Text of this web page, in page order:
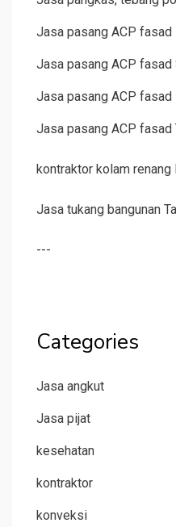
Jasa pasang ACP fasad
Jasa pasang ACP fasad
Jasa pasang ACP fasad
Jasa pasang ACP fasad
kontraktor kolam renang
Jasa tukang bangunan
---
Categories
Jasa angkut
Jasa pijat
kesehatan
kontraktor
konveksi